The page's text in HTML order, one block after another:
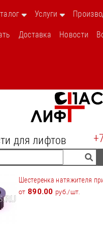
Услуги
Доставка Новости
для лифтов
Шестеренка натяжителя
от 890.00 руб./шт.